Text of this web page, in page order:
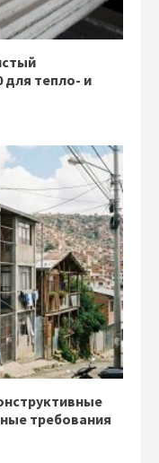
для тепло- и
требования